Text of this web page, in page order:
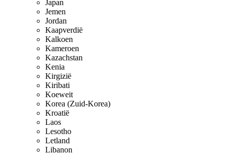
Japan
Jemen
Jordan
Kaapverdië
Kalkoen
Kameroen
Kazachstan
Kenia
Kirgizië
Kiribati
Koeweit
Korea (Zuid-Korea)
Kroatië
Laos
Lesotho
Letland
Libanon